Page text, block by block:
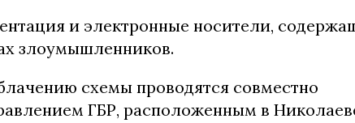
и электронные носители,
злоумышленников.
схемы проводятся совместно
ГБР, расположенным в